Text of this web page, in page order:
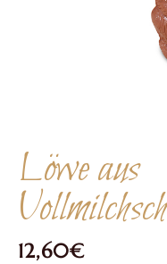
Löwe aus
12,60€